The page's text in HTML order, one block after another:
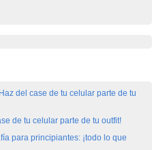
del case de tu celular parte de tu
de tu celular parte de tu outfit!
para principiantes: ¡todo lo que